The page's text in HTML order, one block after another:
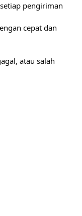
pengiriman
cepat dan
atau salah